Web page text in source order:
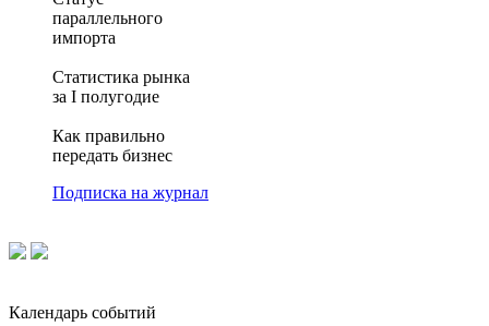
параллельного
импорта
Статистика рынка
за I полугодие
Как правильно
передать бизнес
Подписка на журнал
Календарь событий